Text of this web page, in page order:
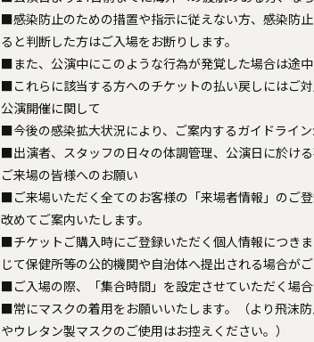
■感染防止のための措置や指示に従えない方、感染防
ると判断した方はご入場をお断りします。
■また、公演中にこのような行為が発覚した場合は途中
■これらに該当する方へのチケットの払い戻しにはご対
公演開催に関して
■今後の感染拡大状況により、ご案内するガイドライン
■出演者、スタッフの日々の体調管理、公演日に於け
ご来場の皆様へのお願い
■ご来場いただく全てのお客様の「来場者情報」のご
改めてご案内いたします。
■チケットご購入時にご登録いただく個人情報につき
じて保健所等の公的機関や自治体へ提出される場合が
■ご入場の際、「集合時間」を設定させていただく場
■常にマスクの着用をお願いいたします。（より飛沫
やウレタン製マスクのご使用はお控えください。）